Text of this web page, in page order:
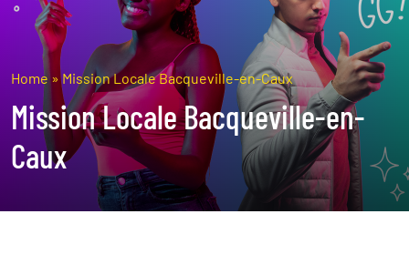
Home »Mission Locale Bacqueville-en-Caux
Mission Locale Bacqueville-en-
Caux